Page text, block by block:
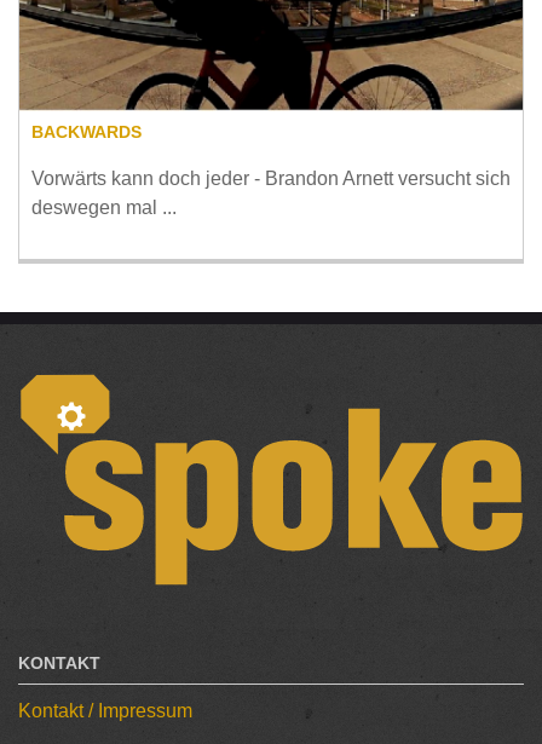
BACKWARDS
Vorwärts kann doch jeder - Brandon Arnett versucht sich
deswegen mal ...
KONTAKT
Kontakt / Impressum